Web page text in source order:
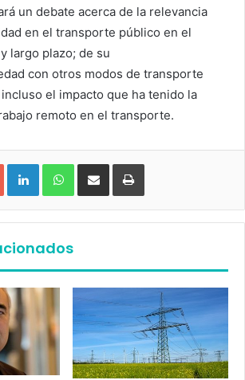
un debate acerca de la relevancia
en el transporte público en el
largo plazo; de su
con otros modos de transporte
el impacto que ha tenido la
remoto en el transporte.
Google+ LinkedIn WhatsApp